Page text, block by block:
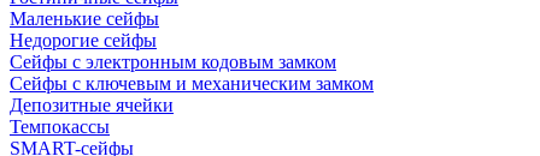
Маленькие сейфы
Недорогие сейфы
Сейфы с электронным кодовым замком
Сейфы с ключевым и механическим замком
Депозитные ячейки
Темпокассы
SMART-сейфы